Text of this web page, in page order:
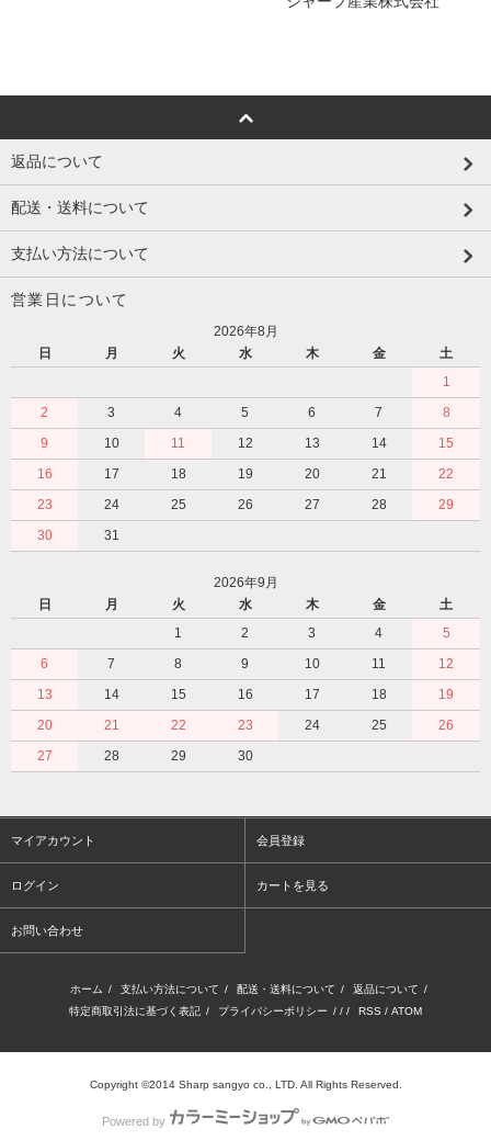
返品について
配送・送料について
支払い方法について
営業日について
2026年8月
日
月 火 水 木 金
土
1
2
3 4 5 6 7
8
9
10 11 12 13 14
15
16
17 18 19 20 21
22
23
24 25 26 27 28
29
30
31
2026年9月
日
月 火 水 木 金
土
1
2 3 4
5
6
7 8 9 10 11
12
13
14 15 16 17 18
19
20
21 22 23 24 25
26
27
28 29 30
マイアカウント 会員登録
ログイン カートを見る
お問い合わせ
ホーム / 支払い方法について / 配送・送料について / 返品について /
特定商取引法に基づく表記 / プライバシーポリシー / / / RSS / ATOM
Copyright ©2014 Sharp sangyo co., LTD. All Rights Reserved.
Powered by